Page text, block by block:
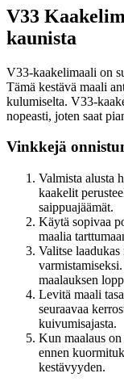
V33
kaunista
V33-kaakelimaali on
Tämä kestävä maali
kulumiselta. V33-
nopeasti, joten saat
Vinkkejä
Valmista alusta
kaakelit
saippuajäämät.
Käytä sopivaa
maalia
Valitse
maalauksen
Levitä maali
seuraavaa
kuivumisajasta.
Kun maalaus
ennen
kestävyyden.